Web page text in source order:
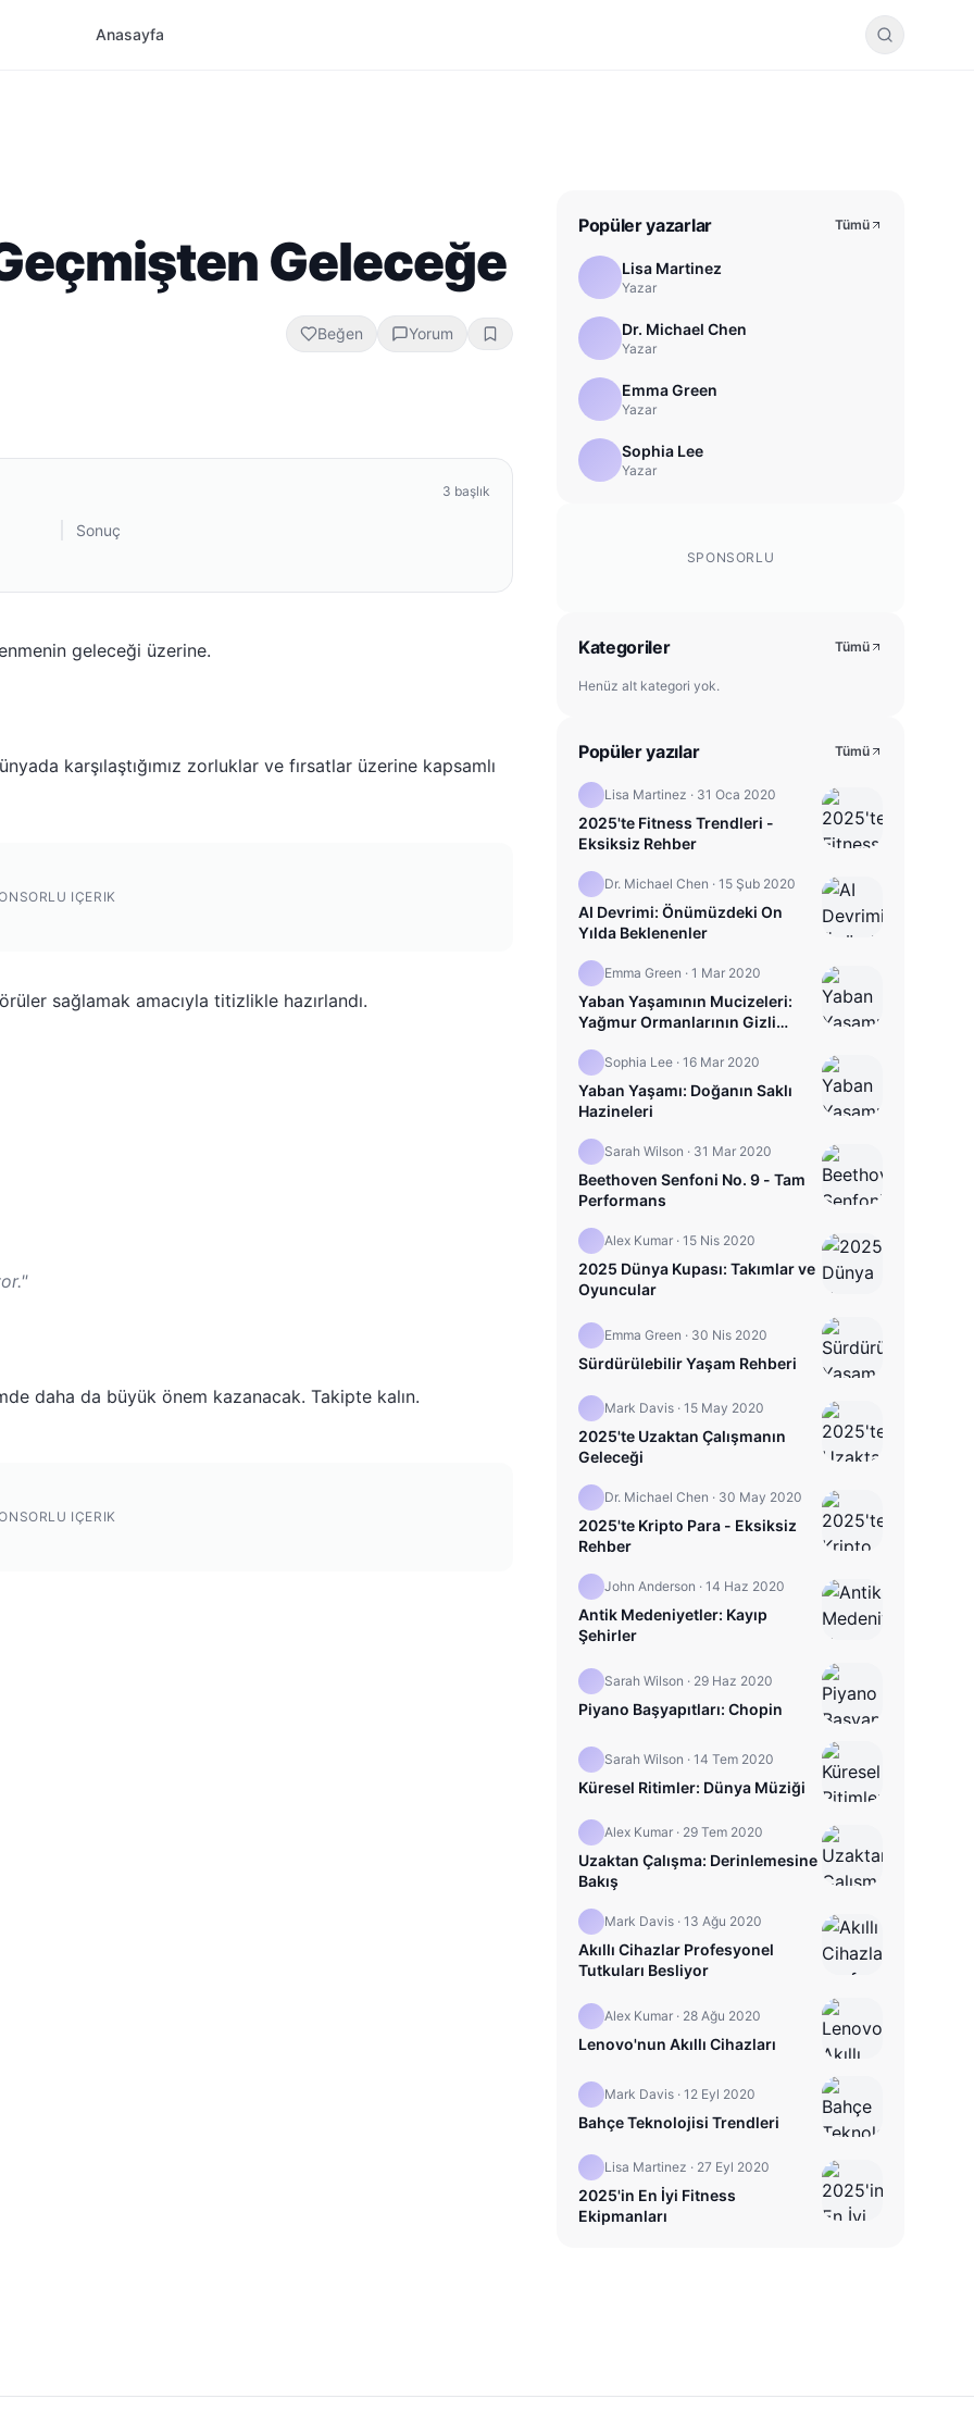
Anasayfa
Geleceğe
Beğen Yorum
3 başlık
Sonuç
geleceği üzerine.
karşılaştığımız zorluklar ve fırsatlar üzerine kapsamlı
IÇERIK
sağlamak amacıyla titizlikle hazırlandı.
daha da büyük önem kazanacak. Takipte kalın.
IÇERIK
Popüler yazarlar Tümü
Lisa Martinez
Yazar
Dr. Michael Chen
Yazar
Emma Green
Yazar
Sophia Lee
Yazar
SPONSORLU
Kategoriler Tümü
Henüz alt kategori yok.
Popüler yazılar Tümü
Lisa Martinez · 31 Oca 2020
2025'te Fitness Trendleri -
Eksiksiz Rehber
Dr. Michael Chen · 15 Şub 2020
AI Devrimi: Önümüzdeki On
Yılda Beklenenler
Emma Green · 1 Mar 2020
Yaban Yaşamının Mucizeleri:
Yağmur Ormanlarının Gizli
Sophia Lee · 16 Mar 2020
Yaban Yaşamı: Doğanın Saklı
Hazineleri
Sarah Wilson · 31 Mar 2020
Beethoven Senfoni No. 9 - Tam
Performans
Alex Kumar · 15 Nis 2020
2025 Dünya Kupası: Takımlar ve
Oyuncular
Emma Green · 30 Nis 2020
Sürdürülebilir Yaşam Rehberi
Mark Davis · 15 May 2020
2025'te Uzaktan Çalışmanın
Geleceği
Dr. Michael Chen · 30 May 2020
2025'te Kripto Para - Eksiksiz
Rehber
John Anderson · 14 Haz 2020
Antik Medeniyetler: Kayıp
Şehirler
Sarah Wilson · 29 Haz 2020
Piyano Başyapıtları: Chopin
Sarah Wilson · 14 Tem 2020
Küresel Ritimler: Dünya Müziği
Alex Kumar · 29 Tem 2020
Uzaktan Çalışma: Derinlemesine
Bakış
Mark Davis · 13 Ağu 2020
Akıllı Cihazlar Profesyonel
Tutkuları Besliyor
Alex Kumar · 28 Ağu 2020
Lenovo'nun Akıllı Cihazları
Mark Davis · 12 Eyl 2020
Bahçe Teknolojisi Trendleri
Lisa Martinez · 27 Eyl 2020
2025'in En İyi Fitness
Ekipmanları